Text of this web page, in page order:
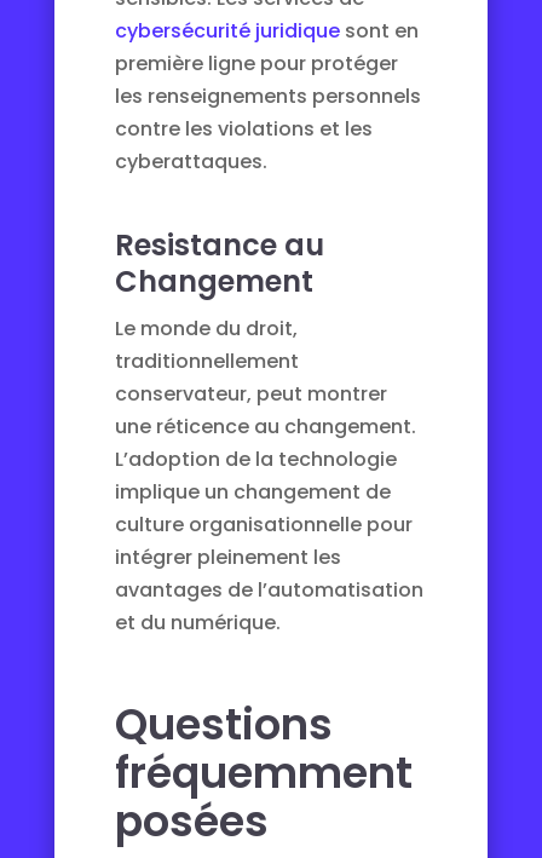
cybersécurité juridiquesont en
première ligne pour protéger
les renseignements personnels
contre les violations et les
cyberattaques.
Resistance au
Changement
Le monde du droit,
traditionnellement
conservateur, peut montrer
une réticence au changement.
L’adoption de la technologie
implique un changement de
culture organisationnelle pour
intégrer pleinement les
avantages de l’automatisation
et du numérique.
Questions
fréquemment
posées